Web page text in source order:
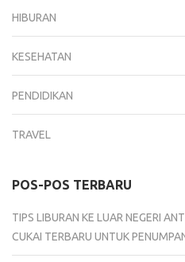
HIBURAN
KESEHATAN
PENDIDIKAN
TRAVEL
POS-POS TERBARU
TIPS LIBURAN KE LUAR NEGERI
CUKAI TERBARU UNTUK